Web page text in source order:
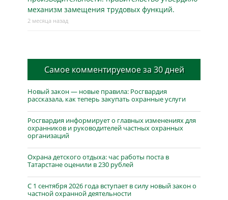
механизм замещения трудовых функций.
2 месяца назад
Самое комментируемое за 30 дней
Новый закон — новые правила: Росгвардия
рассказала, как теперь закупать охранные услуги
Росгвардия информирует о главных изменениях для
охранников и руководителей частных охранных
организаций
Охрана детского отдыха: час работы поста в
Татарстане оценили в 230 рублей
С 1 сентября 2026 года вступает в силу новый закон о
частной охранной деятельности